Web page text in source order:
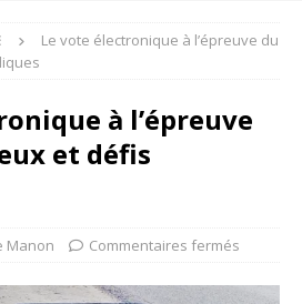
Le vote électronique à l’épreuve du
à l’épreuve
et défis
Manon Commentaires fermés